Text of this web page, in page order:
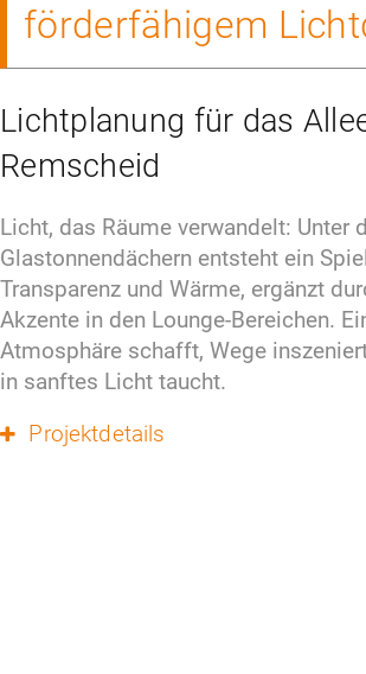
förderfähigem
Lichtplanung für das
Remscheid
Licht, das Räume verwandelt: Unter
Glastonnendächern entsteht ein
Transparenz und Wärme, ergänzt
Akzente in den Lounge-Bereichen.
Atmosphäre schafft, Wege
in sanftes Licht taucht.
Projektdetails